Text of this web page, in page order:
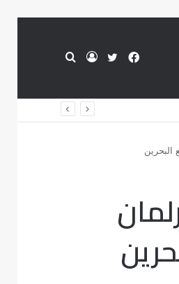
بحثتسجيل تويتر
فيسبوك
البحرين